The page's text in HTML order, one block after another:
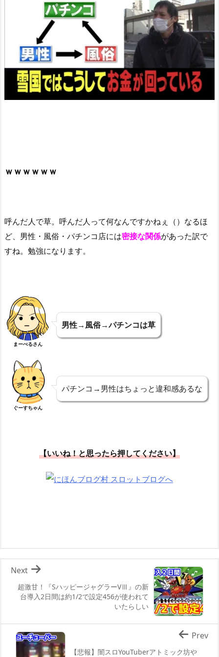
ｗｗｗｗｗｗ
呼んだ人で草。呼んだ人って何なんですかねぇ（）なるほ
ど、男性・風俗・パチンコ店には密接な関係があった訳で
すね。勉強になります。
まーべるさん
男性→風俗→パチンコは草
ぐーすちゃん
パチンコ→男性はちょっと違和感あるな
【いいね！と思ったら押してください】
超激甘！『SハッピージャグラーVⅢ』の新
台導入2日間は約1/2で設定456が使われて
いたらしい
Next
【悲報】闇スロYouTuberアトミック坊や
Prev